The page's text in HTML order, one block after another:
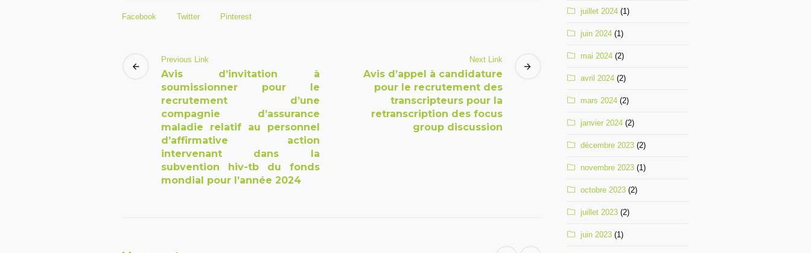
Facebook Twitter Pinterest
Previous Link
Avis d’invitation à
soumissionner pour le
recrutement d’une
compagnie d’assurance
maladie relatif au personnel
d’affirmative action
intervenant dans la
subvention hiv-tb du fonds
mondial pour l’année 2024
Next Link
Avis d’appel à candidature
pour le recrutement des
transcripteurs pour la
retranscription des focus
group discussion
juillet 2024(1)
juin 2024(1)
mai 2024(2)
avril 2024(2)
mars 2024(2)
janvier 2024(2)
décembre 2023(2)
novembre 2023(1)
octobre 2023(2)
juillet 2023(2)
juin 2023(1)